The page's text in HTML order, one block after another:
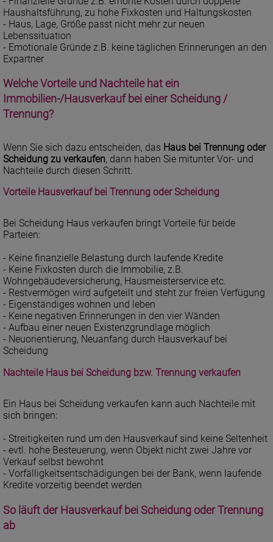
Haushaltsführung, zu hohe Fixkosten und Haltungskosten
- Haus, Lage, Größe passt nicht mehr zur neuen
Lebenssituation
- Emotionale Gründe z.B. keine täglichen Erinnerungen an den
Expartner
Welche Vorteile und Nachteile hat ein
Immobilien-/Hausverkauf bei einer Scheidung /
Trennung?
Wenn Sie sich dazu entscheiden, das Haus bei Trennung oder
Scheidung zu verkaufen, dann haben Sie mitunter Vor- und
Nachteile durch diesen Schritt.
Vorteile Hausverkauf bei Trennung oder Scheidung
Bei Scheidung Haus verkaufen bringt Vorteile für beide
Parteien:
- Keine finanzielle Belastung durch laufende Kredite
- Keine Fixkosten durch die Immobilie, z.B.
Wohngebäudeversicherung, Hausmeisterservice etc.
- Restvermögen wird aufgeteilt und steht zur freien Verfügung
- Eigenständiges wohnen und leben
- Keine negativen Erinnerungen in den vier Wänden
- Aufbau einer neuen Existenzgrundlage möglich
- Neuorientierung, Neuanfang durch Hausverkauf bei
Scheidung
Nachteile Haus bei Scheidung bzw. Trennung verkaufen
Ein Haus bei Scheidung verkaufen kann auch Nachteile mit
sich bringen:
- Streitigkeiten rund um den Hausverkauf sind keine Seltenheit
- evtl. hohe Besteuerung, wenn Objekt nicht zwei Jahre vor
Verkauf selbst bewohnt
- Vorfälligkeitsentschädigungen bei der Bank, wenn laufende
Kredite vorzeitig beendet werden
So läuft der Hausverkauf bei Scheidung oder Trennung
ab